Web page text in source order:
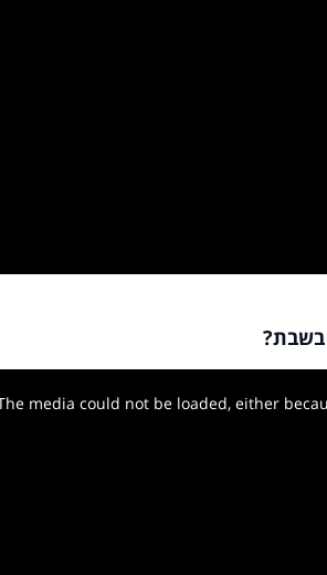
בשבת?
media could not be loaded, either